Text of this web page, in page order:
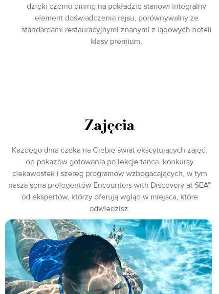
dzięki czemu dining na pokładzie stanowi integralny
element doświadczenia rejsu, porównywalny ze
standardami restauracyjnymi znanymi z lądowych hoteli
klasy premium.
Zajęcia
Każdego dnia czeka na Ciebie świat ekscytujących zajęć,
od pokazów gotowania po lekcje tańca, konkursy
ciekawostek i szereg programów wzbogacających, w tym
nasza seria prelegentów Encounters with Discovery at SEA™
od ekspertów, którzy oferują wgląd w miejsca, które
odwiedzisz.